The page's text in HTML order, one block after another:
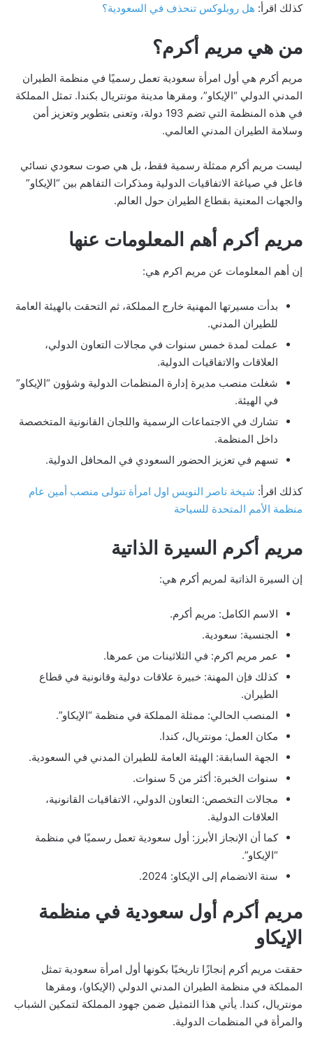
كذلك اقرأ: هل روبلوكس تنحذف في السعودية؟
من هي مريم أكرم؟
مريم أكرم هي أول امرأة سعودية تعمل رسميًا في منظمة الطيران
المدني الدولي “الإيكاو”، ومقرها مدينة مونتريال بكندا. تمثل المملكة
في هذه المنظمة التي تضم 193 دولة، وتعنى بتطوير وتعزيز أمن
وسلامة الطيران المدني العالمي.
ليست مريم أكرم ممثلة رسمية فقط، بل هي صوت سعودي نسائي
فاعل في صياغة الاتفاقيات الدولية ومذكرات التفاهم بين “الإيكاو”
والجهات المعنية بقطاع الطيران حول العالم.
مريم أكرم أهم المعلومات عنها
إن أهم المعلومات عن مريم اكرم هي:
بدأت مسيرتها المهنية خارج المملكة، ثم التحقت بالهيئة العامة
للطيران المدني.
عملت لمدة خمس سنوات في مجالات التعاون الدولي،
العلاقات والاتفاقيات الدولية.
شغلت منصب مديرة إدارة المنظمات الدولية وشؤون “الإيكاو”
في الهيئة.
تشارك في الاجتماعات الرسمية واللجان القانونية المتخصصة
داخل المنظمة.
تسهم في تعزيز الحضور السعودي في المحافل الدولية.
كذلك اقرأ: شيخة ناصر النويس اول امرأة تتولى منصب أمين عام
منظمة الأمم المتحدة للسياحة
مريم أكرم السيرة الذاتية
إن السيرة الذاتية لمريم أكرم هي:
الاسم الكامل: مريم أكرم.
الجنسية: سعودية.
عمر مريم اكرم: في الثلاثينات من عمرها.
كذلك فإن المهنة: خبيرة علاقات دولية وقانونية في قطاع
الطيران.
المنصب الحالي: ممثلة المملكة في منظمة “الإيكاو”.
مكان العمل: مونتريال، كندا.
الجهة السابقة: الهيئة العامة للطيران المدني في السعودية.
سنوات الخبرة: أكثر من 5 سنوات.
مجالات التخصص: التعاون الدولي، الاتفاقيات القانونية،
العلاقات الدولية.
كما أن الإنجاز الأبرز: أول سعودية تعمل رسميًا في منظمة
“الإيكاو”.
سنة الانضمام إلى الإيكاو: 2024.
مريم أكرم أول سعودية في منظمة
الإيكاو
حققت مريم أكرم إنجازًا تاريخيًا بكونها أول امرأة سعودية تمثل
المملكة في منظمة الطيران المدني الدولي (الإيكاو)، ومقرها
مونتريال، كندا. يأتي هذا التمثيل ضمن جهود المملكة لتمكين الشباب
والمرأة في المنظمات الدولية.